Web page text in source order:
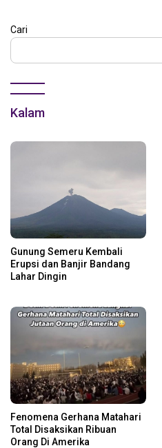
Cari
Kalam
Gunung Semeru Kembali
Erupsi dan Banjir Bandang
Lahar Dingin
Fenomena Gerhana Matahari
Total Disaksikan Ribuan
Orang Di Amerika